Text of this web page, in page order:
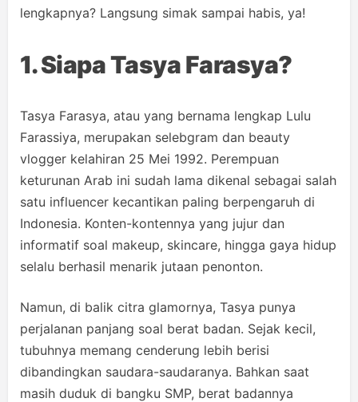
lengkapnya? Langsung simak sampai habis, ya!
1. Siapa Tasya Farasya?
Tasya Farasya, atau yang bernama lengkap Lulu
Farassiya, merupakan selebgram dan beauty
vlogger kelahiran 25 Mei 1992. Perempuan
keturunan Arab ini sudah lama dikenal sebagai salah
satu influencer kecantikan paling berpengaruh di
Indonesia. Konten-kontennya yang jujur dan
informatif soal makeup, skincare, hingga gaya hidup
selalu berhasil menarik jutaan penonton.
Namun, di balik citra glamornya, Tasya punya
perjalanan panjang soal berat badan. Sejak kecil,
tubuhnya memang cenderung lebih berisi
dibandingkan saudara-saudaranya. Bahkan saat
masih duduk di bangku SMP, berat badannya